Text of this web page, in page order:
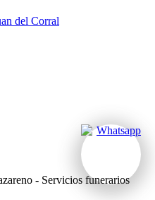
del Corral
- Servicios funerarios